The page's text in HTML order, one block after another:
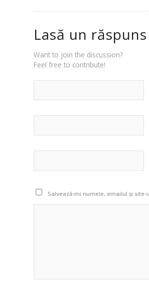
Lasă un răspuns
Want to join the discussion?
Feel free to contribute!
Salvează-mi numele, emailul și